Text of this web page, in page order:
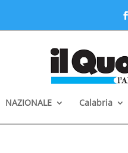
NAZIONALE Calabria